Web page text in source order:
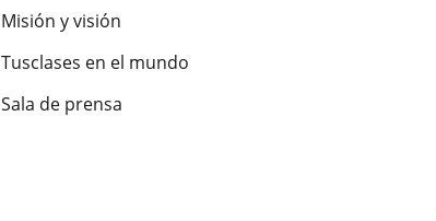
Misión y visión
Tusclases en el mundo
Sala de prensa